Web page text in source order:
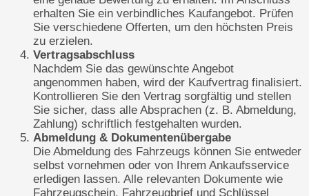
erhalten Sie ein verbindliches Kaufangebot. Prüfen
Sie verschiedene Offerten, um den höchsten Preis
zu erzielen.
Vertragsabschluss
Nachdem Sie das gewünschte Angebot
angenommen haben, wird der Kaufvertrag finalisiert.
Kontrollieren Sie den Vertrag sorgfältig und stellen
Sie sicher, dass alle Absprachen (z. B. Abmeldung,
Zahlung) schriftlich festgehalten wurden.
Abmeldung & Dokumentenübergabe
Die Abmeldung des Fahrzeugs können Sie entweder
selbst vornehmen oder von Ihrem Ankaufsservice
erledigen lassen. Alle relevanten Dokumente wie
Fahrzeugschein, Fahrzeugbrief und Schlüssel